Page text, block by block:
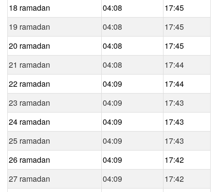
18 ramadan
04:08
17:45
19 ramadan
04:08
17:45
20 ramadan
04:08
17:45
21 ramadan
04:08
17:44
22 ramadan
04:09
17:44
23 ramadan
04:09
17:43
24 ramadan
04:09
17:43
25 ramadan
04:09
17:43
26 ramadan
04:09
17:42
27 ramadan
04:09
17:42